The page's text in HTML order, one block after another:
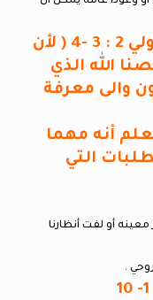
تيموثاوس الأولي 2 : 3 -4 ( لأن
الله الذي
والى معرفة
( وان كنا نعلم أنه مهما
التي
أو لفت أنظارنا
.